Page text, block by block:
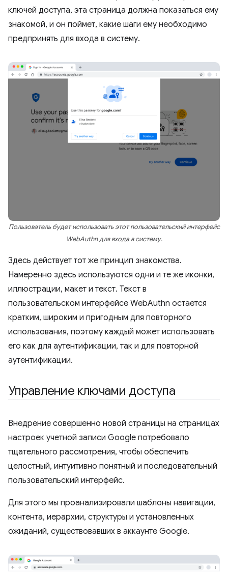
ключей доступа, эта страница должна показаться ему
знакомой, и он поймет, какие шаги ему необходимо
предпринять для входа в систему.
Пользователь будет использовать этот пользовательский интерфейс
WebAuthn для входа в систему.
Здесь действует тот же принцип знакомства.
Намеренно здесь используются одни и те же иконки,
иллюстрации, макет и текст. Текст в
пользовательском интерфейсе WebAuthn остается
кратким, широким и пригодным для повторного
использования, поэтому каждый может использовать
его как для аутентификации, так и для повторной
аутентификации.
Управление ключами доступа
Внедрение совершенно новой страницы на страницах
настроек учетной записи Google потребовало
тщательного рассмотрения, чтобы обеспечить
целостный, интуитивно понятный и последовательный
пользовательский интерфейс.
Для этого мы проанализировали шаблоны навигации,
контента, иерархии, структуры и установленных
ожиданий, существовавших в аккаунте Google.